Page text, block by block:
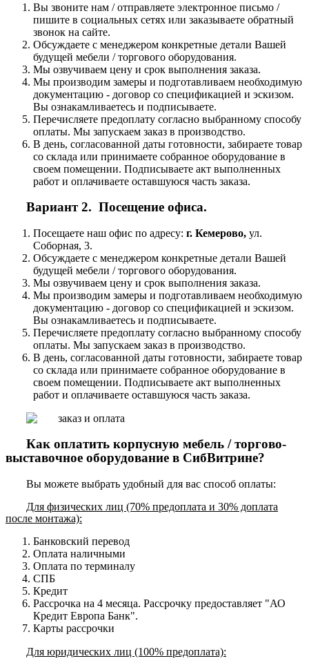
Вы звоните нам / отправляете электронное письмо /
пишите в социальных сетях или заказываете обратный
звонок на сайте.
Обсуждаете с менеджером конкретные детали Вашей
будущей мебели / торгового оборудования.
Мы озвучиваем цену и срок выполнения заказа.
Мы производим замеры и подготавливаем необходимую
документацию - договор со спецификацией и эскизом.
Вы ознакамливаетесь и подписываете.
Перечисляете предоплату согласно выбранному способу
оплаты. Мы запускаем заказ в производство.
В день, согласованной даты готовности, забираете товар
со склада или принимаете собранное оборудование в
своем помещении. Подписываете акт выполненных
работ и оплачиваете оставшуюся часть заказа.
Вариант 2. Посещение офиса.
Посещаете наш офис по адресу: г. Кемерово, ул.
Соборная, 3.
Обсуждаете с менеджером конкретные детали Вашей
будущей мебели / торгового оборудования.
Мы озвучиваем цену и срок выполнения заказа.
Мы производим замеры и подготавливаем необходимую
документацию - договор со спецификацией и эскизом.
Вы ознакамливаетесь и подписываете.
Перечисляете предоплату согласно выбранному способу
оплаты. Мы запускаем заказ в производство.
В день, согласованной даты готовности, забираете товар
со склада или принимаете собранное оборудование в
своем помещении. Подписываете акт выполненных
работ и оплачиваете оставшуюся часть заказа.
Как оплатить корпусную мебель / торгово-
выставочное оборудование в СибВитрине?
Вы можете выбрать удобный для вас способ оплаты:
Для физических лиц (70% предоплата и 30% доплата
после монтажа):
Банковский перевод
Оплата наличными
Оплата по терминалу
СПБ
Кредит
Рассрочка на 4 месяца. Рассрочку предоставляет "АО
Кредит Европа Банк".
Карты рассрочки
Для юридических лиц (100% предоплата):